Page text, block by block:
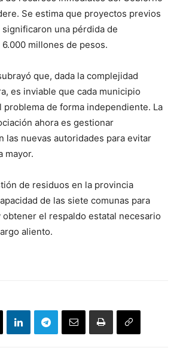
Se estima que proyectos previos
una pérdida de
millones de pesos.
que, dada la complejidad
es inviable que cada municipio
de forma independiente. La
ahora es gestionar
las nuevas autoridades para evitar
mayor.
de residuos en la provincia
de las siete comunas para
el respaldo estatal necesario
aliento.